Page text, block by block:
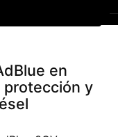
en
protección y